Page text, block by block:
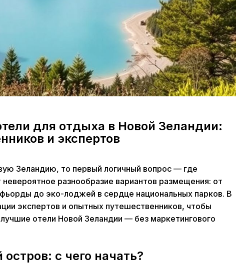
для отдыха в Новой Зеландии:
и экспертов
Зеландию, то первый логичный вопрос — где
невероятное разнообразие вариантов размещения: от
до эко-лоджей в сердце национальных парков. В
экспертов и опытных путешественников, чтобы
отели Новой Зеландии — без маркетингового
с чего начать?